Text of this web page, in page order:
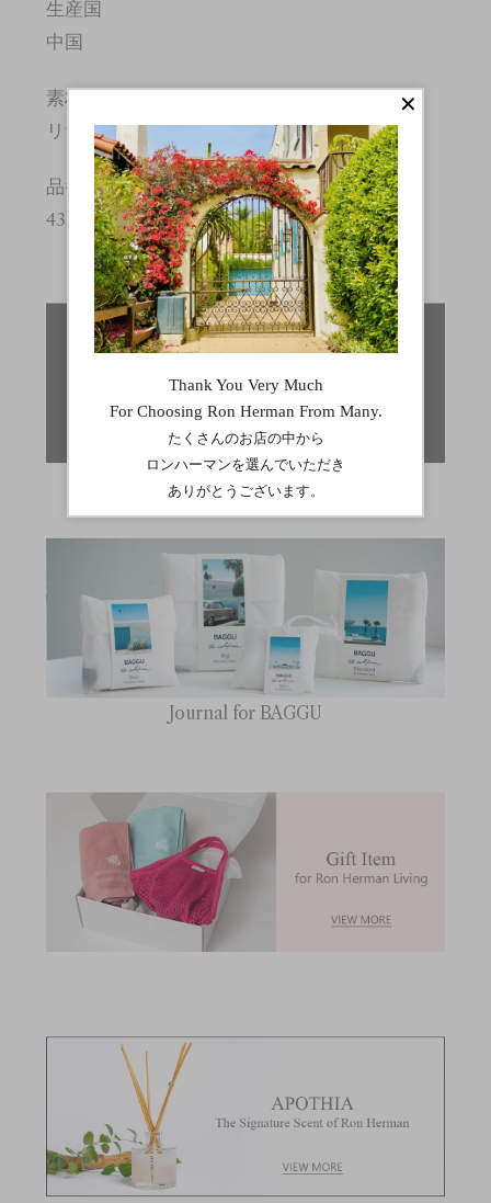
生産国
中国
素材
リサイクルナイロン:100%
品番
4351100065